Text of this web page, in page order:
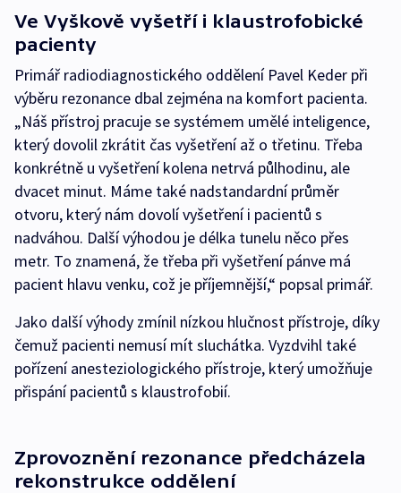
Ve Vyškově vyšetří i klaustrofobické
pacienty
Primář radiodiagnostického oddělení Pavel Keder při
výběru rezonance dbal zejména na komfort pacienta.
„Náš přístroj pracuje se systémem umělé inteligence,
který dovolil zkrátit čas vyšetření až o třetinu. Třeba
konkrétně u vyšetření kolena netrvá půlhodinu, ale
dvacet minut. Máme také nadstandardní průměr
otvoru, který nám dovolí vyšetření i pacientů s
nadváhou. Další výhodou je délka tunelu něco přes
metr. To znamená, že třeba při vyšetření pánve má
pacient hlavu venku, což je příjemnější,“ popsal primář.
Jako další výhody zmínil nízkou hlučnost přístroje, díky
čemuž pacienti nemusí mít sluchátka. Vyzdvihl také
pořízení anesteziologického přístroje, který umožňuje
přispání pacientů s klaustrofobií.
Zprovoznění rezonance předcházela
rekonstrukce oddělení